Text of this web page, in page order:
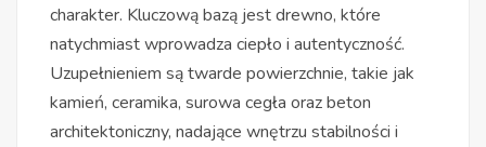
charakter. Kluczową bazą jest drewno, które
natychmiast wprowadza ciepło i autentyczność.
Uzupełnieniem są twarde powierzchnie, takie jak
kamień, ceramika, surowa cegła oraz beton
architektoniczny, nadające wnętrzu stabilności i